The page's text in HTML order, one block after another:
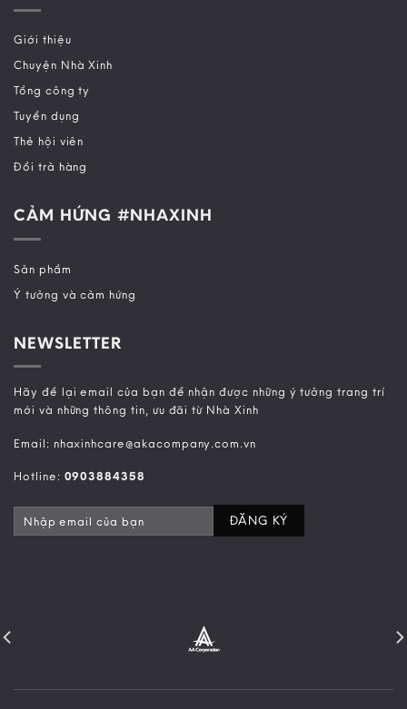
Giới thiệu
Chuyện Nhà Xinh
Tổng công ty
Tuyển dụng
Thẻ hội viên
Đổi trả hàng
CẢM HỨNG #NHAXINH
Sản phẩm
Ý tưởng và cảm hứng
NEWSLETTER
Hãy để lại email của bạn để nhận được những ý tưởng trang trí
mới và những thông tin, ưu đãi từ Nhà Xinh
Email: nhaxinhcare@akacompany.com.vn
Hotline: 0903884358